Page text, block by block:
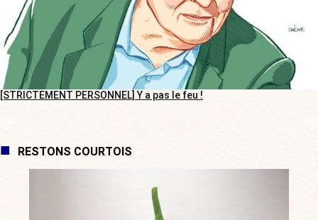
[STRICTEMENT PERSONNEL] Y a pas le feu !
RESTONS COURTOIS